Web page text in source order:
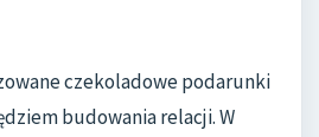
czekoladowe podarunki
budowania relacji. W